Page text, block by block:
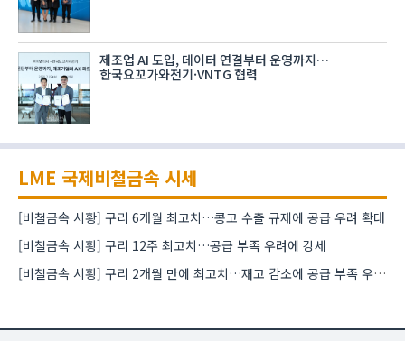
제조업 AI 도입, 데이터 연결부터 운영까지…
한국요꼬가와전기·VNTG 협력
LME 국제비철금속 시세
[비철금속 시황] 구리 6개월 최고치…콩고 수출 규제에 공급 우려 확대
[비철금속 시황] 구리 12주 최고치…공급 부족 우려에 강세
[비철금속 시황] 구리 2개월 만에 최고치…재고 감소에 공급 부족 우려 확대